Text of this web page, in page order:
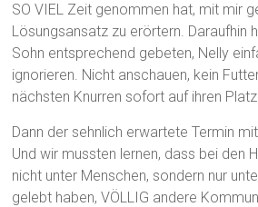
SO VIEL Zeit genommen hat, mit mir
Lösungsansatz zu erörtern. Daraufhin
Sohn entsprechend gebeten, Nelly
ignorieren. Nicht anschauen, kein
nächsten Knurren sofort auf ihren
Dann der sehnlich erwartete Termin
Und wir mussten lernen, dass bei den
nicht unter Menschen, sondern nur
gelebt haben, VÖLLIG andere